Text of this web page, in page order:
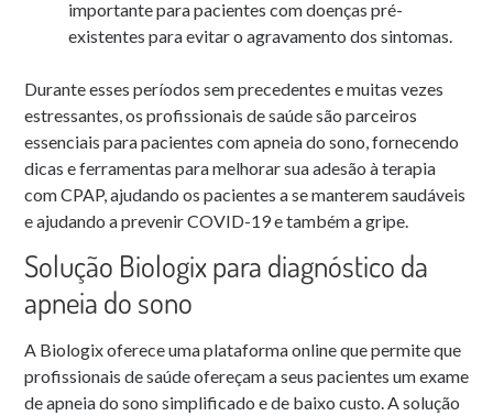
importante para pacientes com doenças pré-
existentes para evitar o agravamento dos sintomas.
Durante esses períodos sem precedentes e muitas vezes
estressantes, os profissionais de saúde são parceiros
essenciais para pacientes com apneia do sono, fornecendo
dicas e ferramentas para melhorar sua adesão à terapia
com CPAP, ajudando os pacientes a se manterem saudáveis
e ajudando a prevenir COVID-19 e também a gripe.
Solução Biologix para diagnóstico da
apneia do sono
A Biologix oferece uma plataforma online que permite que
profissionais de saúde ofereçam a seus pacientes um exame
de apneia do sono simplificado e de baixo custo. A solução